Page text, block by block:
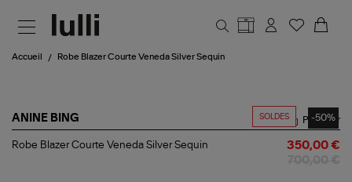
Accueil Robe Blazer Courte Veneda Silver Sequin
SOLDES -50%
ANINE BING
Robe
Partager
Robe Blazer Courte Veneda Silver Sequin 350,00 €